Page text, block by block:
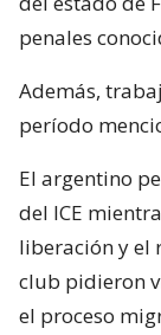
penales
Además,
período
El argentino
del ICE
liberación y el
club pidieron
el proceso